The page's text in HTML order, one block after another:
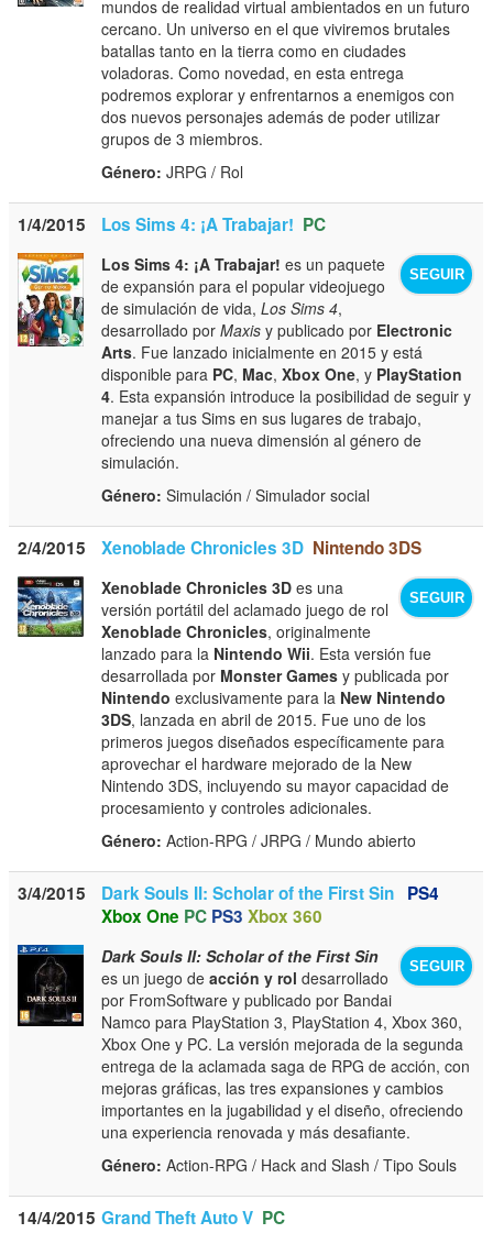
mundos de realidad virtual ambientados en un futuro
cercano. Un universo en el que viviremos brutales
batallas tanto en la tierra como en ciudades
voladoras. Como novedad, en esta entrega
podremos explorar y enfrentarnos a enemigos con
dos nuevos personajes además de poder utilizar
grupos de 3 miembros.
Género: JRPG / Rol
1/4/2015 Los Sims 4: ¡A Trabajar! PC
SEGUIR
Los Sims 4: ¡A Trabajar! es un paquete
de expansión para el popular videojuego
de simulación de vida,Los Sims 4,
desarrollado porMaxis y publicado por Electronic
Arts. Fue lanzado inicialmente en 2015 y está
disponible para PC, Mac,Xbox One, y PlayStation
4. Esta expansión introduce la posibilidad de seguir y
manejar a tus Sims en sus lugares de trabajo,
ofreciendo una nueva dimensión al género de
simulación.
Género: Simulación / Simulador social
2/4/2015 Xenoblade Chronicles 3D Nintendo 3DS
SEGUIR
Xenoblade Chronicles 3D es una
versión portátil del aclamado juego de rol
Xenoblade Chronicles, originalmente
lanzado para la Nintendo Wii. Esta versión fue
desarrollada por Monster Games y publicada por
Nintendo exclusivamente para la New Nintendo
3DS, lanzada en abril de 2015. Fue uno de los
primeros juegos diseñados específicamente para
aprovechar el hardware mejorado de la New
Nintendo 3DS, incluyendo su mayor capacidad de
procesamiento y controles adicionales.
Género: Action-RPG / JRPG / Mundo abierto
3/4/2015 Dark Souls II: Scholar of the First Sin PS4
Xbox One PC PS3 Xbox 360
SEGUIR
Dark Souls II: Scholar of the First Sin
es un juego deacción y rol desarrollado
por FromSoftware y publicado por Bandai
Namco para PlayStation 3, PlayStation 4, Xbox 360,
Xbox One y PC. La versión mejorada de la segunda
entrega de la aclamada saga de RPG de acción, con
mejoras gráficas, las tres expansiones y cambios
importantes en la jugabilidad y el diseño, ofreciendo
una experiencia renovada y más desafiante.
Género: Action-RPG / Hack and Slash / Tipo Souls
14/4/2015 Grand Theft Auto V PC